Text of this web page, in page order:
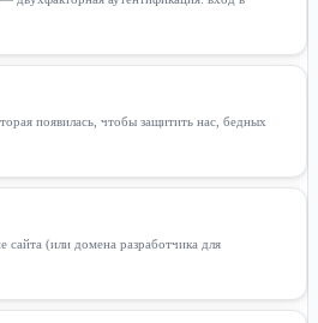
появилась, чтобы защитить нас, бедных
(или домена разработчика для